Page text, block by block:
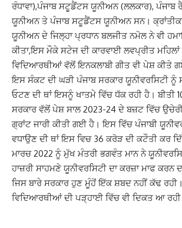
ਰੰਧਾਵਾ),ਪੰਜਾਬ ਸਟੂਡੈਂਟਸ ਯੂਨੀਅਨ (ਲਲਕਾਰ),
ਯੂਨੀਅਨ ਤੇ ਪੰਜਾਬ ਸਟੂਡੈਂਟਸ ਯੂਨੀਅਨ ਸਨ।
ਯੂਨੀਅਨ ਦੇ ਜਿਲ੍ਹਾ ਪ੍ਰਧਾਨ ਬਲਜੀਤ ਨਮੋਲ ਨੇ ਵੀ
ਕੀਤਾ,ਇਸ ਮੌਕੇ ਸਟੇਜ ਦੀ ਕਾਰਵਾਈ ਲਵਪ੍ਰੀਤ
ਵਿਦਿਆਰਥੀਆਂ ਵੱਲੋਂ ਇਨਕਲਾਬੀ ਗੀਤ ਵੀ ਪੇਸ਼ ਕੀਤੇ
ਇਸ ਸੰਕਟ ਦੀ ਘੜੀ ਪੰਜਾਬ ਸਰਕਾਰ ਯੂਨੀਵਰਸਿਟੀ ਨੂੰ
ਓਟਣ ਦੀ ਥਾਂ ਇਸਨੂੰ ਖਾਤਮੇ ਵਿੱਚ ਧੱਕ ਰਹੀ ਹੈ। ਬੀਤੀ
ਸਰਕਾਰ ਵੱਲੋਂ ਪੇਸ਼ ਸਾਲ 2023-24 ਦੇ ਬਜ਼ਟ ਵਿੱਚ
ਗ੍ਰਾਂਟ ਜਾਰੀ ਕੀਤੀ ਗਈ ਹੈ। ਇਸ ਵਿੱਚ ਪੰਜਾਬੀ
ਵਧਾਉਣ ਦੀ ਥਾਂ ਇਸ ਵਿਚ 36 ਕਰੋੜ ਦੀ ਕਟੌਤੀ ਕਰ
ਮਾਰਚ 2022 ਨੂੰ ਮੁੱਖ ਮੰਤਰੀ ਭਗਵੰਤ ਮਾਨ ਨੇ
ਹਾਜ਼ਰੀ ਸਾਹਮਣੇ ਯੂਨੀਵਰਸਿਟੀ ਦਾ ਕਰਜ਼ਾ ਮਾਫ ਕਰਨ
ਜਿਸ ਬਾਰੇ ਸਰਕਾਰ ਹੁਣ ਮੂੰਹੋਂ ਇੱਕ ਸ਼ਬਦ ਨਹੀਂ ਕੱਢ
ਵਿਦਿਆਰਥੀਆਂ ਦੀ ਪੜ੍ਹਾਈ ਵਿੱਚ ਵੀ ਦਿਕਤ ਆ ਰਹੀ